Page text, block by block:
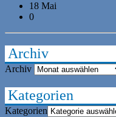
18 Mai
0
Archiv
Archiv
Kategorien
Kategorien